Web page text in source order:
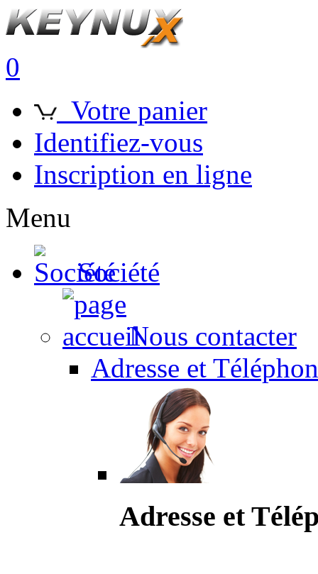
0
Votre panier
Identifiez-vous
Inscription en ligne
Menu
Société
Nous contacter
Adresse et
Adresse et